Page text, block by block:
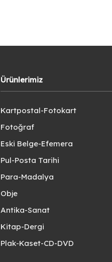
Ürünlerimiz
Kartpostal-Fotokart
Fotoğraf
Eski Belge-Efemera
Pul-Posta Tarihi
Para-Madalya
Obje
Antika-Sanat
Kitap-Dergi
Plak-Kaset-CD-DVD